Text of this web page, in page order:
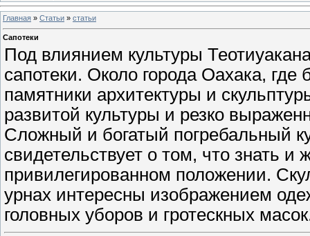
Главная » Статьи » статьи
Сапотеки
Под влиянием культуры
сапотеки. Около города Оахака,
памятники архитектуры и
развитой культуры и резко
Сложный и богатый погребальный
свидетельствует о том, что знать и
привилегированном положении.
урнах интересны изображением
головных уборов и гротескных